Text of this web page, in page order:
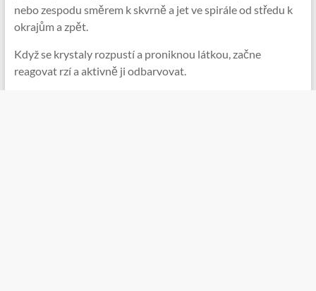
nebo zespodu směrem k skvrně a jet ve spirále od středu k
okrajům a zpět.
Když se krystaly rozpustí a proniknou látkou, začne
reagovat rzí a aktivně ji odbarvovat.